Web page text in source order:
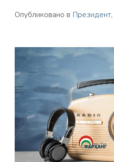
Опубликовано в Президент,